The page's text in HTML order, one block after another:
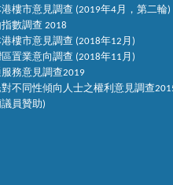
樓市意見調查 (2019年4月，第二輪)
數調查 2018
樓市意見調查 (2018年12月)
置業意向調查 (2018年11月)
務意見調查2019
不同性傾向人士之權利意見調查
員贊助)